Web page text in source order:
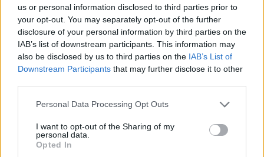
us or personal information disclosed to third parties prior to
your opt-out. You may separately opt-out of the further
disclosure of your personal information by third parties on the
IAB’s list of downstream participants. This information may
also be disclosed by us to third parties on the IAB’s List of
Downstream Participants that may further disclose it to other
Personal Data Processing Opt Outs
I want to opt-out of the Sharing of my
personal data.
Opted In
Det oplyser Aalborg Storcenter i en
pressemeddelelse.
Ifølge Center Manager Tom Dorf skal ændringen
– Vores gæster har forskellige behov og bruger
Aalborg Storcenter på mange forskellige måder.
Vis mere
Del artikel
Kategorier
Events